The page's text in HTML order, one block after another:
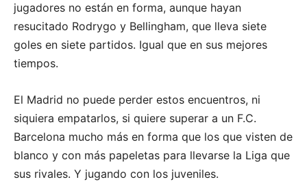
jugadores no están en forma, aunque hayan
resucitado Rodrygo y Bellingham, que lleva siete
goles en siete partidos. Igual que en sus mejores
tiempos.
El Madrid no puede perder estos encuentros, ni
siquiera empatarlos, si quiere superar a un F.C.
Barcelona mucho más en forma que los que visten de
blanco y con más papeletas para llevarse la Liga que
sus rivales. Y jugando con los juveniles.